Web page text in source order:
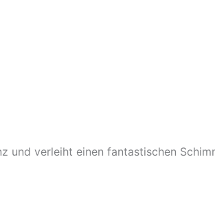
und verleiht einen fantastischen